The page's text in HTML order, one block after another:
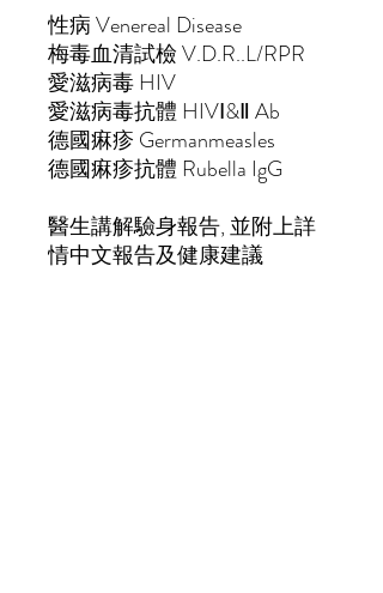
性病Venereal Disease
梅毒血清試檢V.D.R..L/RPR
愛滋病毒HIV
愛滋病毒抗體 HIVⅠ&ⅡAb
德國痳疹 Germanmeasles
德國痳疹抗體 Rubella IgG
醫生講解驗身報告, 並附上詳
情中文報告及健康建議